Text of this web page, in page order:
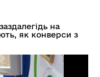
на
як конверси з